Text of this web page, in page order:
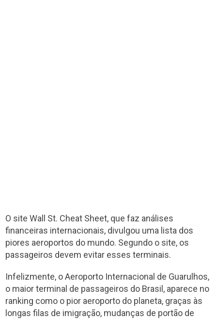
O site Wall St. Cheat Sheet, que faz análises
financeiras internacionais, divulgou uma lista dos
piores aeroportos do mundo. Segundo o site, os
passageiros devem evitar esses terminais.
Infelizmente, o Aeroporto Internacional de Guarulhos,
o maior terminal de passageiros do Brasil, aparece no
ranking como o pior aeroporto do planeta, graças às
longas filas de imigração, mudanças de portão de